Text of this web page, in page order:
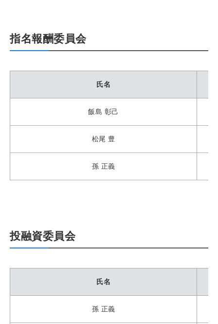
指名報酬委員会
氏名
飯島 彰己
松尾 豊
孫 正義
投融資委員会
氏名
孫 正義